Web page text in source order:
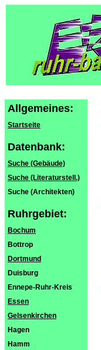
Allgemeines:
Startseite
Datenbank:
Suche (Gebäude)
Suche (Literaturstell.)
Suche (Architekten)
Ruhrgebiet:
Bochum
Bottrop
Dortmund
Duisburg
Ennepe-Ruhr-Kreis
Essen
Gelsenkirchen
Hagen
Hamm